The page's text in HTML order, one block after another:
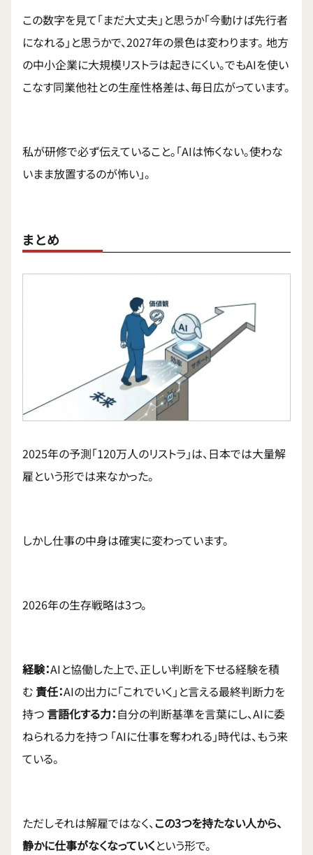
この数字を見て「まだ大丈夫」と思うか「今動けば先行者
になれる」と思うかで、2027年の景色は変わります。 地方
の中小企業に大規模リストラは起きにくい。でもAIを使い
こなす同業他社との生産性格差は、毎日広がっています。
私が研修で必ず伝えていること。「AIは怖くない。使わな
いまま放置するのが怖い」。
まとめ
2025年の予測「120万人のリストラ」は、日本では大量解
雇という形では来なかった。
しかし仕事の中身は確実に変わっています。
2026年の生存戦略は3つ。
経験：AIと協働した上で、正しい判断を下せる経験を積
む 責任：AIの出力に「これでいく」と言える最終判断力を
持つ言語化する力：自分の判断基準を言葉にし、AIに委
ねられる力を持つ 「AIに仕事を奪われる」時代は、もう来
ている。
ただしそれは解雇ではなく、この3つを持たない人から、
静かに仕事がなくなっていくという形で。